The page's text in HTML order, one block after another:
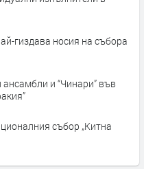
гиздава носия на събора
и “Чинари” във
събор „Китна